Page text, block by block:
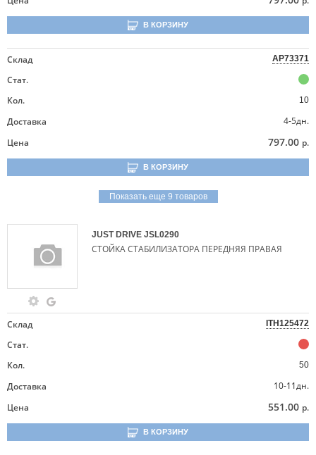
В КОРЗИНУ
Склад AP73371
Стат.
Кол.
10
Доставка
4-5дн.
Цена
797.00 р.
В КОРЗИНУ
Показать еще 9 товаров
JUST DRIVE JSL0290
СТОЙКА СТАБИЛИЗАТОРА ПЕРЕДНЯЯ ПРАВАЯ
Склад ITH125472
Стат.
Кол.
50
Доставка
10-11дн.
Цена
551.00 р.
В КОРЗИНУ